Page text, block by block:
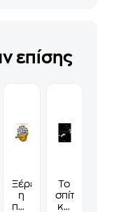
επίσης
Ξέρει
η
πάπια
Το
σπίτι
και